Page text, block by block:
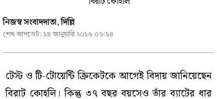
নিজস্ব সংবাদদাতা, দিল্লি
শেষ আপডেট: ১৪ জানুয়ারি ২০২৬ ০৬:১৪
টেস্ট ও টি-টোয়েন্টি ক্রিকেটকে আগেই বিদায় জানিয়েছেন
বিরাট কোহলি। কিন্তু ৩৭ বছর বয়সেও তাঁর ব্যাটের ধার